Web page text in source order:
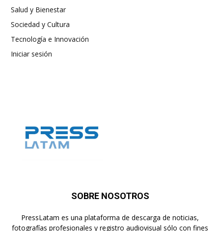
Salud y Bienestar
Sociedad y Cultura
Tecnología e Innovación
Iniciar sesión
SOBRE NOSOTROS
PressLatam es una plataforma de descarga de noticias,
fotografías profesionales y registro audiovisual sólo con fines